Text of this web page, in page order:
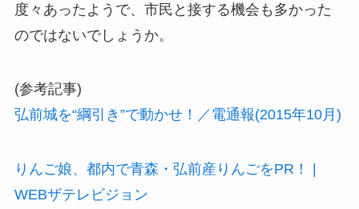
度々あったようで、市民と接する機会も多かった
のではないでしょうか。
(参考記事)
弘前城を“綱引き”で動かせ！／電通報(2015年10月)
りんご娘、都内で青森・弘前産りんごをPR！ |
WEBザテレビジョン